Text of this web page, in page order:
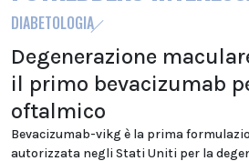
DIABETOLOGIA
Degenerazione
il primo bevacizumab
oftalmico
Bevacizumab-vikg è la prima
autorizzata negli Stati Uniti per la